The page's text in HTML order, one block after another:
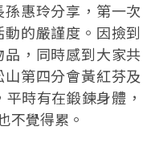
惠玲分享，第一次
的嚴謹度。因撿到
，同時感到大家共
第四分會黃紅芬及
時有在鍛鍊身體，
不覺得累。